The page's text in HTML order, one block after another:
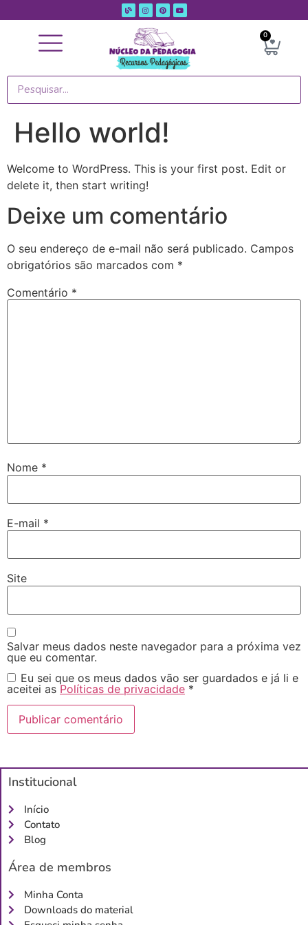
0
Hello world!
Welcome to WordPress. This is your first post. Edit or
delete it, then start writing!
Deixe um comentário
O seu endereço de e-mail não será publicado. Campos
obrigatórios são marcados com *
Comentário *
Nome *
E-mail *
Site
Salvar meus dados neste navegador para a próxima vez
que eu comentar.
Eu sei que os meus dados vão ser guardados e já li e
aceitei as Políticas de privacidade *
Institucional
Início
Contato
Blog
Área de membros
Minha Conta
Downloads do material